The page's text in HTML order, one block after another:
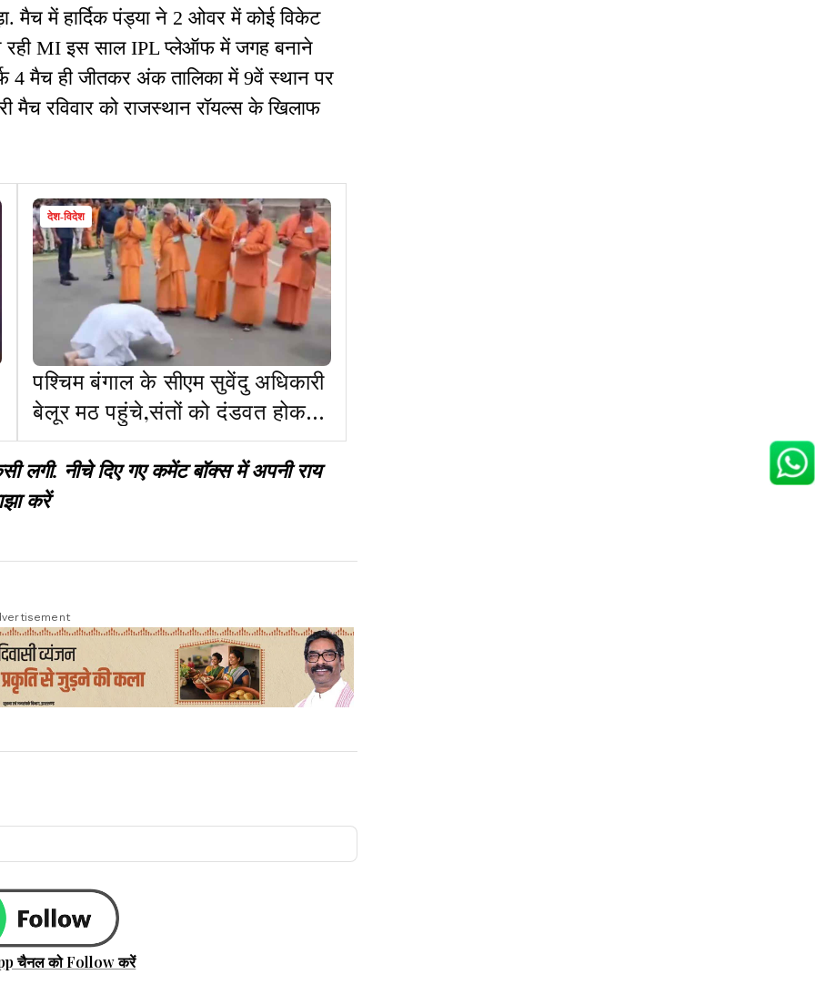
मैच में हार्दिक पंड्या ने 2 ओवर में कोई विकेट
रही MI इस साल IPL प्लेऑफ में जगह बनाने
4 मैच ही जीतकर अंक तालिका में 9वें स्थान पर
रविवार को राजस्थान रॉयल्स के खिलाफ
देश-विदेश
पश्चिम बंगाल के सीएम सुवेंदु अधिकारी
बेलूर मठ पहुंचे,संतों को दंडवत होकर
प्रणाम किया
नीचे दिए गए कमेंट बॉक्स में अपनी राय
करें
चैनल को Follow करें